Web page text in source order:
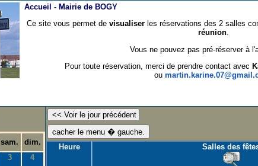
Accueil - Mairie de BOGY
Ce site vous permet devisualiser les réservations des 2 salles
réunion.
Vous ne pouvez pas pré-réserver à
Pour toute réservation, merci de prendre contact avec
ou
sam.
dim.
3 4
Heure
Salles des